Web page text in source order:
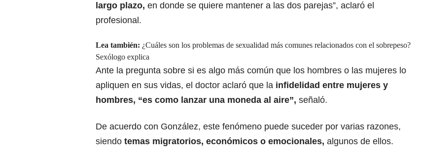
largo plazo, en donde se quiere mantener a las dos parejas”, aclaró el
profesional.
Lea también: ¿Cuáles son los problemas de sexualidad más comunes relacionados con el sobrepeso?
Sexólogo explica
Ante la pregunta sobre si es algo más común que los hombres o las mujeres lo
apliquen en sus vidas, el doctor aclaró que la infidelidad entre mujeres y
hombres, “es como lanzar una moneda al aire”, señaló.
De acuerdo con González, este fenómeno puede suceder por varias razones,
siendo temas migratorios, económicos o emocionales, algunos de ellos.